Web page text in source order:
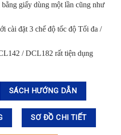
giấy dùng một lần cũng như
cài đặt 3 chế độ tốc độ Tối đa /
/ DCL182 rất tiện dụng
SÁCH HƯỚNG DẪN
SƠ ĐỒ CHI TIẾT